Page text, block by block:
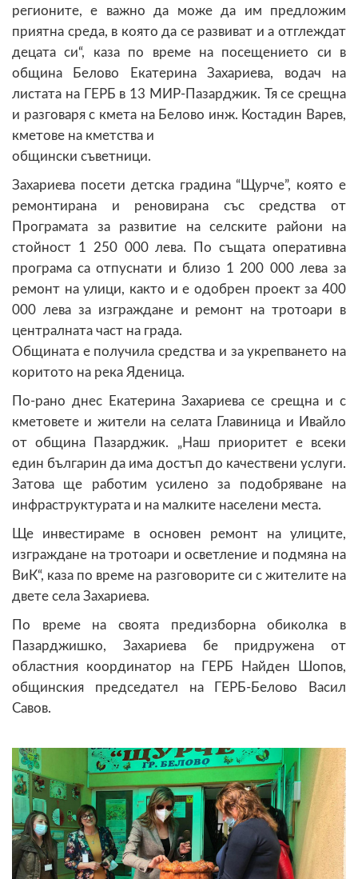
регионите, е важно да може да им предложим
приятна среда, в която да се развиват и а отглеждат
децата си“, каза по време на посещението си в
община Белово Екатерина Захариева, водач на
листата на ГЕРБ в 13 МИР-Пазарджик. Тя се срещна
и разговаря с кмета на Белово инж. Костадин Варев,
кметове на кметства и
общински съветници.
Захариева посети детска градина “Щурче”, която е
ремонтирана и реновирана със средства от
Програмата за развитие на селските райони на
стойност 1 250 000 лева. По същата оперативна
програма са отпуснати и близо 1 200 000 лева за
ремонт на улици, както и е одобрен проект за 400
000 лева за изграждане и ремонт на тротоари в
централната част на града.
Общината е получила средства и за укрепването на
коритото на река Яденица.
По-рано днес Екатерина Захариева се срещна и с
кметовете и жители на селата Главиница и Ивайло
от община Пазарджик. „Наш приоритет е всеки
един българин да има достъп до качествени услуги.
Затова ще работим усилено за подобряване на
инфраструктурата и на малките населени места.
Ще инвестираме в основен ремонт на улиците,
изграждане на тротоари и осветление и подмяна на
ВиК“, каза по време на разговорите си с жителите на
двете села Захариева.
По време на своята предизборна обиколка в
Пазарджишко, Захариева бе придружена от
областния координатор на ГЕРБ Найден Шопов,
общинския председател на ГЕРБ-Белово Васил
Савов.